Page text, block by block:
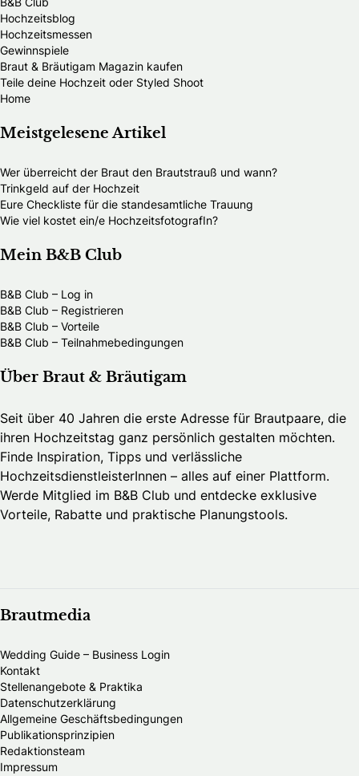
Hochzeitsblog
Hochzeitsmessen
Gewinnspiele
Braut & Bräutigam Magazin kaufen
Teile deine Hochzeit oder Styled Shoot
Home
Meistgelesene Artikel
Wer überreicht der Braut den Brautstrauß und wann?
Trinkgeld auf der Hochzeit
Eure Checkliste für die standesamtliche Trauung
Wie viel kostet ein/e HochzeitsfotografIn?
Mein B&B Club
B&B Club – Log in
B&B Club – Registrieren
B&B Club – Vorteile
B&B Club – Teilnahmebedingungen
Über Braut & Bräutigam
Seit über 40 Jahren die erste Adresse für Brautpaare, die
ihren Hochzeitstag ganz persönlich gestalten möchten.
Finde Inspiration, Tipps und verlässliche
HochzeitsdienstleisterInnen – alles auf einer Plattform.
Werde Mitglied im B&B Club und entdecke exklusive
Vorteile, Rabatte und praktische Planungstools.
Brautmedia
Wedding Guide – Business Login
Kontakt
Stellenangebote & Praktika
Datenschutzerklärung
Allgemeine Geschäftsbedingungen
Publikationsprinzipien
Redaktionsteam
Impressum